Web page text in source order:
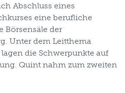
Abschluss eines
eine berufliche
Börsensäle der
Unter dem Leitthema
die Schwerpunkte auf
Quint nahm zum zweiten